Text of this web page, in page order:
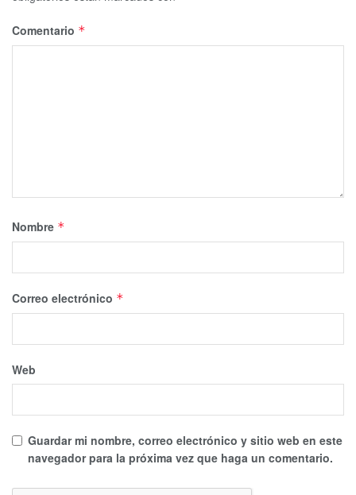
Comentario *
Nombre *
Correo electrónico *
Web
Guardar mi nombre, correo electrónico y sitio web en este
navegador para la próxima vez que haga un comentario.